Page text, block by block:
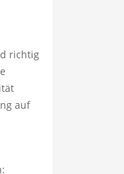
richtig
auf